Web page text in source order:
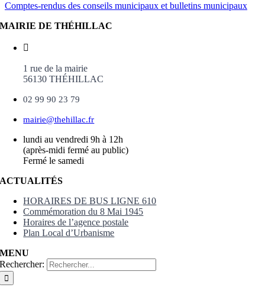
Comptes-rendus des conseils municipaux et bulletins municipaux
MAIRIE DE THÉHILLAC
1 rue de la mairie
56130 THÉHILLAC
02 99 90 23 79
mairie@thehillac.fr
lundi au vendredi 9h à 12h
(après-midi fermé au public)
Fermé le samedi
ACTUALITÉS
HORAIRES DE BUS LIGNE 610
Commémoration du 8 Mai 1945
Horaires de l’agence postale
Plan Local d’Urbanisme
MENU
Rechercher: